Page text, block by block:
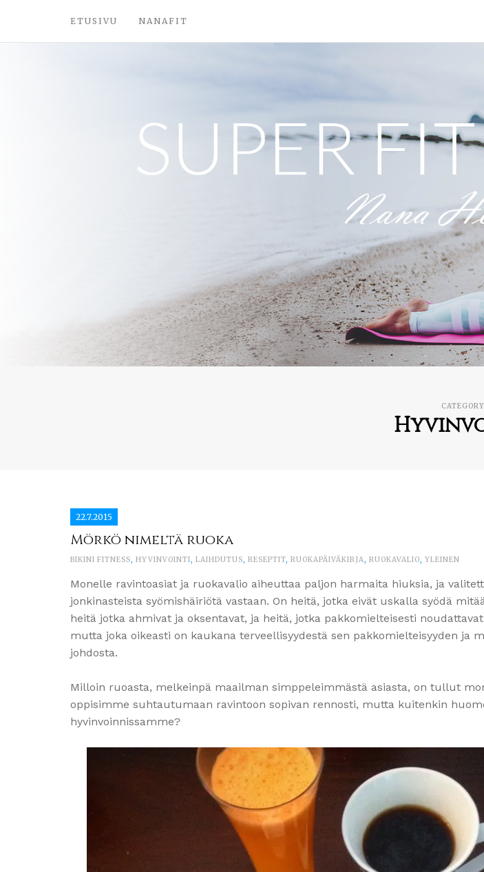
ETUSIVU NANAFIT
CATEGORY
22.7.2015
Mörkö nimeltä ruoka
BIKINI FITNESS, HYVINVOINTI, LAIHDUTUS, RESEPTIT, RUOKAPÄIVÄKIRJA, RUOKAVALIO, YLEINEN
Monelle ravintoasiat ja ruokavalio aiheuttaa paljon harmaita hiuksia, ja
jonkinasteista syömishäiriötä vastaan. On heitä, jotka eivät uskalla syödä
heitä jotka ahmivat ja oksentavat, ja heitä, jotka pakkomielteisesti
mutta joka oikeasti on kaukana terveellisyydestä sen pakkomielteisyyden ja
johdosta.
Milloin ruoasta, melkeinpä maailman simppeleimmästä asiasta, on tullut
oppisimme suhtautumaan ravintoon sopivan rennosti, mutta kuitenkin
hyvinvoinnissamme?